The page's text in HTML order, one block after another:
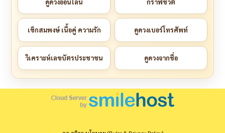
ดูดวงออนไลน์ กราฟชีวิต
เช็กสมพงษ์ เนื้อคู่ ความรัก ดูดวงเบอร์โทรศัพท์
วิเคราะห์เลขบัตรประชาชน ดูดวงจากชื่อ